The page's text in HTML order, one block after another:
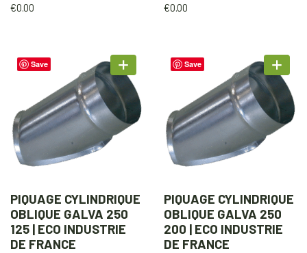
€0.00 €0.00
Save
PIQUAGE CYLINDRIQUE
OBLIQUE GALVA 250
125 | ECO INDUSTRIE
DE FRANCE
Save
PIQUAGE CYLINDRIQUE
OBLIQUE GALVA 250
200 | ECO INDUSTRIE
DE FRANCE